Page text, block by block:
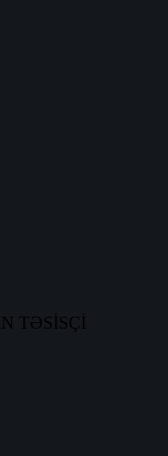
TƏSİSÇİ